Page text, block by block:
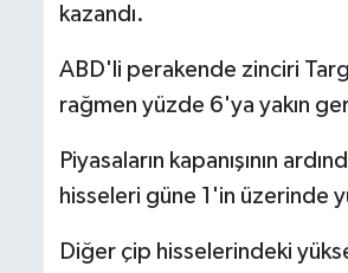
kazandı.
ABD'li perakende zinciri
rağmen yüzde 6'ya yakın
Piyasaların kapanışının
hisseleri güne 1'in üzerinde
Diğer çip hisselerindeki